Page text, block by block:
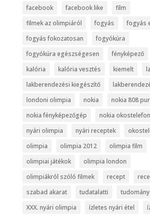
facebook
facebook like
film
filmek az olimpiáról
fogyás
fogyás
fogyás fokozatosan
fogyókúra
fogyókúra egészségesen
fényképező
kalória
kalória vesztés kiemelt
lakberendezési kiegészítő
londoni olimpia
nokia
nokia 808
nokia fényképezőgép
nokia okostelefon
nyári olimpia
nyári receptek
olimpia
olimpia 2012
olimpia film
olimpiai játékok
olimpia london
olimpiákról szóló filmek
recept
szabad akarat
tudatalatti
tudomány
XXX. nyári olimpia
ízletes nyári étel